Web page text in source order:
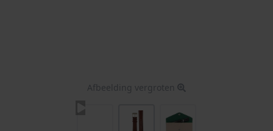
Afbeelding vergroten